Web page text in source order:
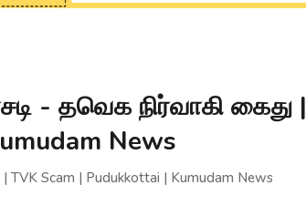
- தவெக நிர்வாகி கைது |
News
TVK Scam | Pudukkottai | Kumudam News